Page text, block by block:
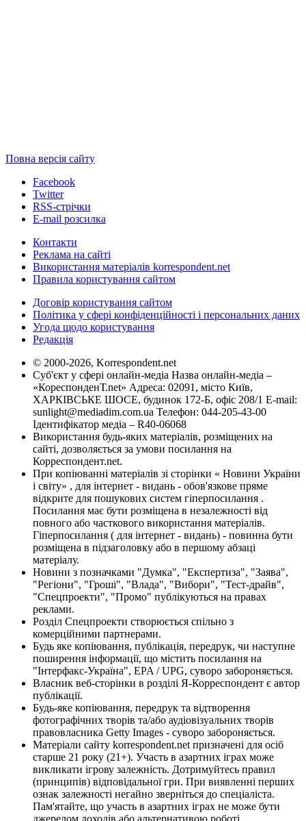
Повна версія сайту
Facebook
Twitter
RSS-стрічки
E-mail розсилка
Контакти
Реклама на сайті
Використання матеріалів korrespondent.net
Правила користування сайтом
Договір користування сайтом
Політика у сфері конфіденційності і персональних даних
Угода щодо користування
Редакція
© 2000-2026, Korrespondent.net
Суб'єкт у сфері онлайн-медіа Назва онлайн-медіа –
«КореспонденТ.net» Адреса: 02091, місто Київ,
ХАРКІВСЬКЕ ШОСЕ, будинок 172-Б, офіс 208/1 E-mail:
sunlight@mediadim.com.ua Телефон: 044-205-43-00
Ідентифікатор медіа – R40-06068
Використання будь-яких матеріалів, розміщених на
сайті, дозволяється за умови посилання на
Корреспондент.net.
При копіюванні матеріалів зі сторінки « Новини України
і світу» , для інтернет - видань - обов'язкове пряме
відкрите для пошукових систем гіперпосилання .
Посилання має бути розміщена в незалежності від
повного або часткового використання матеріалів.
Гіперпосилання ( для інтернет - видань) - повинна бути
розміщена в підзаголовку або в першому абзаці
матеріалу.
Новини з позначками "Думка", "Експертиза", "Заява",
"Регіони", "Гроші", "Влада", "Вибори", "Тест-драйв",
"Спецпроекти", "Промо" публікуються на правах
реклами.
Розділ Спецпроекти створюється спільно з
комерційними партнерами.
Будь яке копіювання, публікація, передрук, чи наступне
поширення інформації, що містить посилання на
"Інтерфакс-Україна", EPA / UPG, суворо забороняється.
Власник веб-сторінки в розділі Я-Корреспондент є автор
публікації.
Будь-яке копіювання, передрук та відтворення
фотографічних творів та/або аудіовізуальних творів
правовласника Getty Images - суворо забороняється.
Матеріали сайту korrespondent.net призначені для осіб
старше 21 року (21+). Участь в азартних іграх може
викликати ігрову залежність. Дотримуйтесь правил
(принципів) відповідальної гри. При виявленні перших
ознак залежності негайно зверніться до спеціаліста.
Пам'ятайте, що участь в азартних іграх не може бути
джерелом доходів або альтернативою роботі.